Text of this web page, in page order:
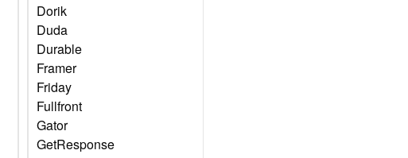
Dorik
Duda
Durable
Framer
Friday
Fullfront
Gator
GetResponse